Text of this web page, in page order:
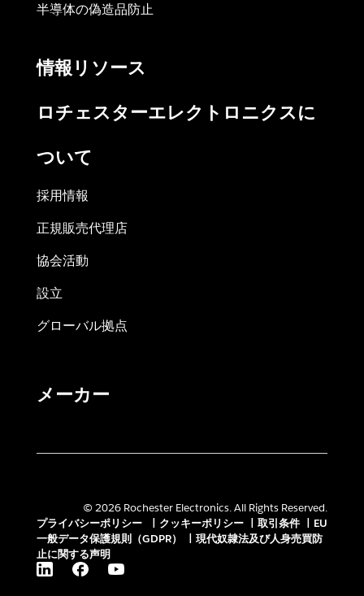
半導体の偽造品防止
情報リソース
ロチェスターエレクトロニクスに
ついて
採用情報
正規販売代理店
協会活動
設立
グローバル拠点
メーカー
© 2026 Rochester Electronics. All Rights Reserved.
プライバシーポリシー
クッキーポリシー 取引条件
EU
一般データ保護規則（GDPR）
現代奴隷法及び人身売買防
止に関する声明